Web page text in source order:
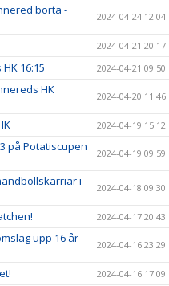
borta -
2024-04-24 12:04
2024-04-21 20:17
16:15 2024-04-21 09:50
HK
2024-04-20 11:46
2024-04-19 15:12
på Potatiscupen
2024-04-19 09:59
i
2024-04-18 09:30
2024-04-17 20:43
upp 16 år
2024-04-16 23:29
2024-04-16 17:09